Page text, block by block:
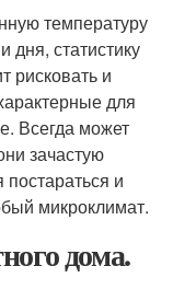
температуру
дня, статистику
рисковать и
для
Всегда может
зачастую
и
микроклимат.
дома.